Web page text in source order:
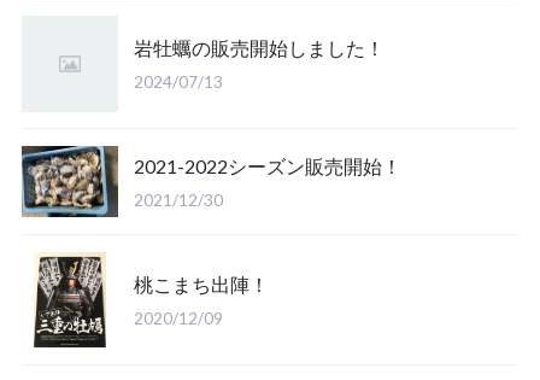
岩牡蠣の販売開始しました！
2024/07/13
2021-2022シーズン販売開始！
2021/12/30
桃こまち出陣！
2020/12/09